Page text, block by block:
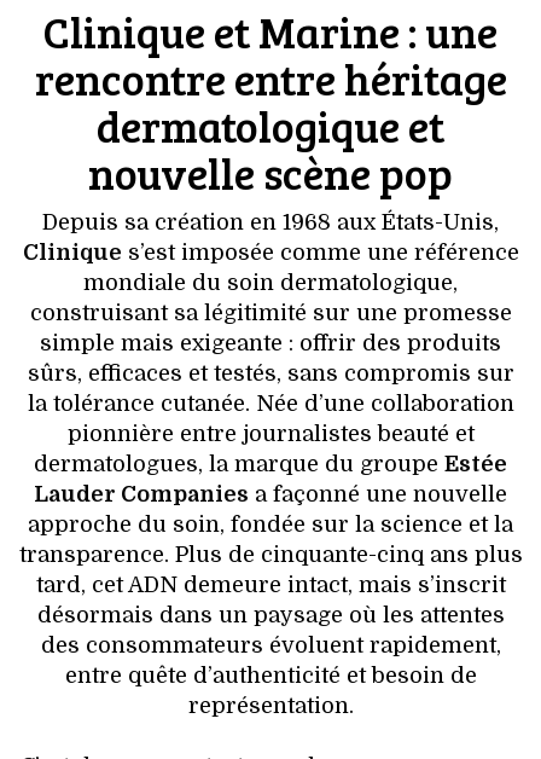
Clinique et Marine : une
rencontre entre héritage
dermatologique et
nouvelle scène pop
Depuis sa création en 1968 aux États-Unis,
Clinique s’est imposée comme une référence
mondiale du soin dermatologique,
construisant sa légitimité sur une promesse
simple mais exigeante : offrir des produits
sûrs, efficaces et testés, sans compromis sur
la tolérance cutanée. Née d’une collaboration
pionnière entre journalistes beauté et
dermatologues, la marque du groupe Estée
Lauder Companies a façonné une nouvelle
approche du soin, fondée sur la science et la
transparence. Plus de cinquante-cinq ans plus
tard, cet ADN demeure intact, mais s’inscrit
désormais dans un paysage où les attentes
des consommateurs évoluent rapidement,
entre quête d’authenticité et besoin de
représentation.